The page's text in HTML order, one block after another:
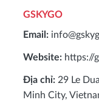
GSKYGO
Email:
Website: https://
Địa chỉ: 29 Le
Minh City,